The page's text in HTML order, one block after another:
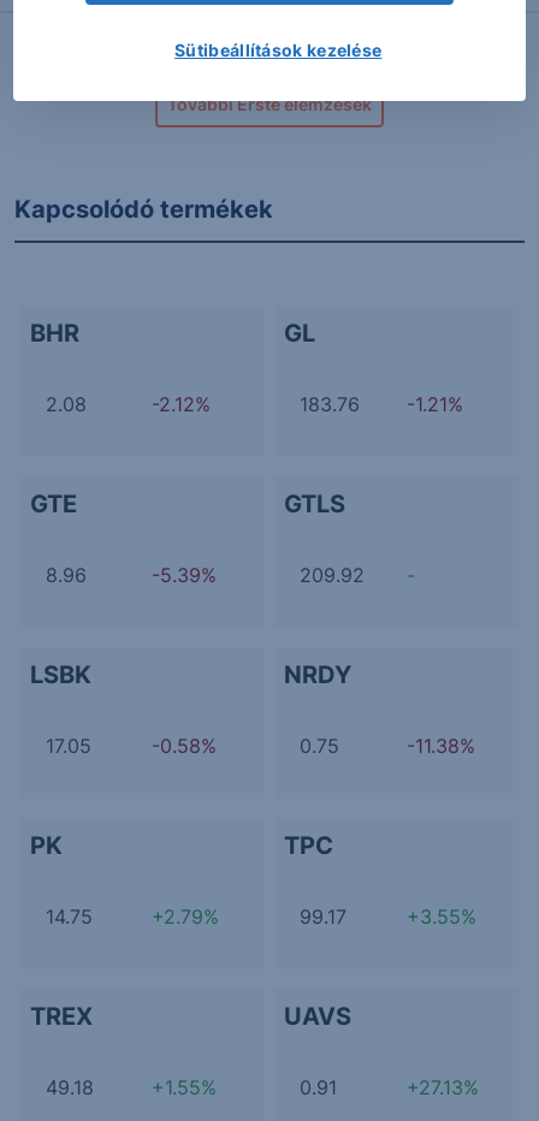
További Erste elemzések
Kapcsolódó termékek
BHR
2.08 -2.12%
GL
183.76 -1.21%
GTE
8.96 -5.39%
GTLS
209.92 -
LSBK
17.05 -0.58%
NRDY
0.75 -11.38%
PK
14.75 +2.79%
TPC
99.17 +3.55%
TREX
49.18 +1.55%
UAVS
0.91 +27.13%
Sütibeállítások kezelése